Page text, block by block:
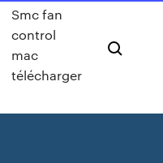
Smc fan
control
mac
télécharger